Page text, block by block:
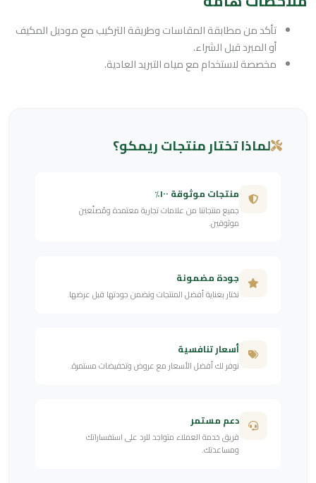
تأكد من مطابقة المقاسات وطريقة التركيب مع موديل المكيف
أو المبرد قبل الشراء.
مخصصة لاستخدام مع مياه التبريد العادية.
لماذا تختار منتجات ريمكو؟
منتجات موثوقة ١٠٠٪
جميع منتجاتنا من علامات تجارية معتمدة ومُصنّعين
موثوقين.
جودة مضمونة
نختار بعناية أفضل المنتجات ونضمن جودتها قبل عرضها.
أسعار تنافسية
نوفر لك أفضل الأسعار مع عروض وتخفيضات مستمرة.
دعم مستمر
فريق خدمة العملاء متواجد للرد على استفساراتك
ومساعدتك.